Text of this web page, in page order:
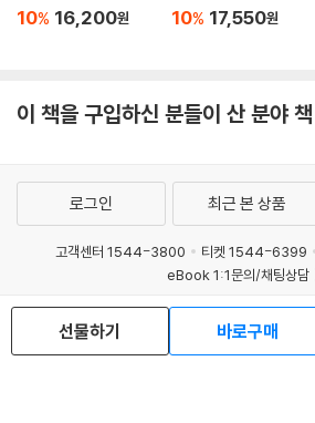
10% 16,200원 10% 17,550원
이 책을 구입하신 분들이 산 분야 책
선물하기 바로구매
로그인 최근 본 상품
고객센터 1544-3800 티켓 1544-6399
eBook 1:1문의/채팅상담
예스이십사(주) 사업자 정보
이용약관
개인정보처리방침